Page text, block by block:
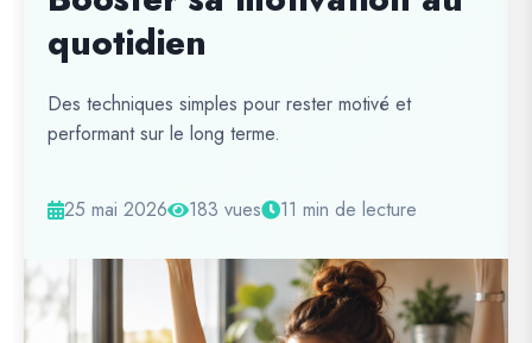
quotidien
Des techniques simples pour rester motivé et
performant sur le long terme.
25 mai 2026 183 vues 11 min de lecture